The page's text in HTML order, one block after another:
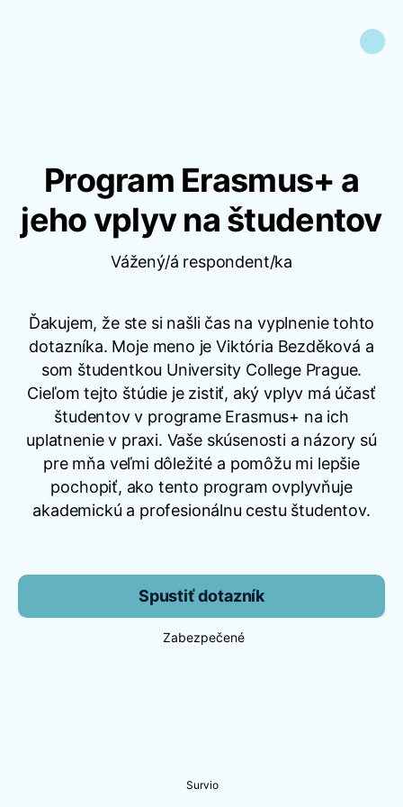
Program Erasmus+ a
jeho vplyv na študentov
Vážený/á respondent/ka
Ďakujem, že ste si našli čas na vyplnenie tohto
dotazníka. Moje meno je Viktória Bezděková a
som študentkou University College Prague.
Cieľom tejto štúdie je zistiť, aký vplyv má účasť
študentov v programe Erasmus+ na ich
uplatnenie v praxi. Vaše skúsenosti a názory sú
pre mňa veľmi dôležité a pomôžu mi lepšie
pochopiť, ako tento program ovplyvňuje
akademickú a profesionálnu cestu študentov.
Spustiť dotazník
Zabezpečené
Survio